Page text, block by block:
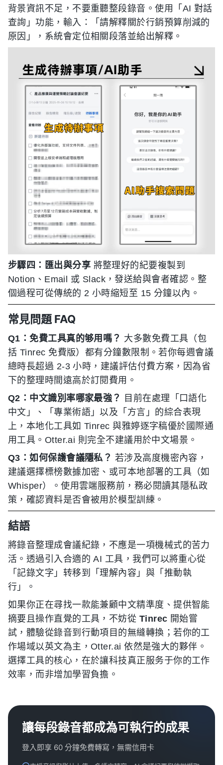
背景資訊不足，不要重聽整段錄音。使用「AI 對話
查詢」功能，輸入：「請解釋關於行銷預算削減的
原因」，系統會定位相關段落並給出解釋。
步驟四：匯出與分享 將整理好的紀要複製到
Notion、Email 或 Slack，發送給與會者確認。整
個過程可從傳統的 2 小時縮短至 15 分鐘以內。
常見問題 FAQ
Q1：免費工具真的够用嗎？ 大多數免費工具（包
括 Tinrec 免費版）都有分鐘數限制。若你每週會議
總時長超過 2-3 小時，建議評估付費方案，因為省
下的整理時間遠高於訂閱費用。
Q2：中文識別率哪家最強？
目前在處理「口語化
中文」、「專業術語」以及「方言」的綜合表現
上，本地化工具如 Tinrec 與雅婷逐字稿優於國際通
用工具。Otter.ai 則完全不建議用於中文場景。
Q3：如何保護會議隱私？ 若涉及高度機密內容，
建議選擇標榜數據加密、或可本地部署的工具（如
Whisper）。使用雲端服務前，務必閱讀其隱私政
策，確認資料是否會被用於模型訓練。
結語
將錄音整理成會議紀錄，不應是一項機械式的苦力
活。透過引入合適的 AI 工具，我們可以將重心從
「記錄文字」转移到「理解內容」與「推動執
行」。
如果你正在尋找一款能兼顧中文精準度、提供智能
摘要且操作直覺的工具，不妨從 Tinrec 開始嘗
試，體驗從錄音到行動項目的無縫轉換；若你的工
作場域以英文為主，Otter.ai 依然是強大的夥伴。
選擇工具的核心，在於讓科技真正服务于你的工作
效率，而非增加學習負擔。
讓每段錄音都成為可執行的成果
登入即享 60 分鐘免費轉寫，無需信用卡